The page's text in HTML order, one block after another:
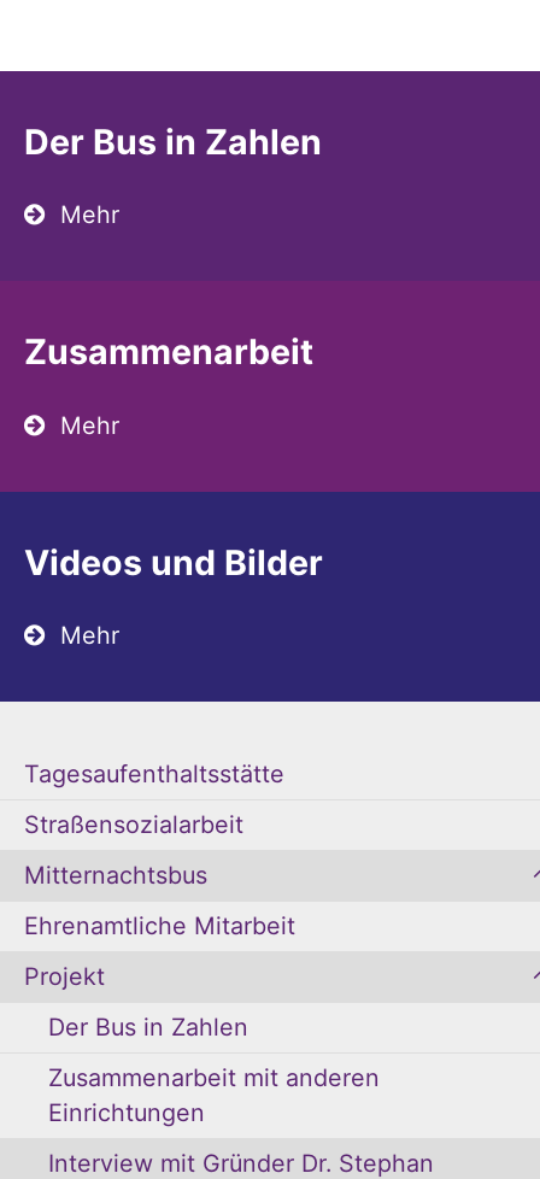
Der Bus in Zahlen
Mehr
Zusammenarbeit
Mehr
Videos und Bilder
Mehr
Tagesaufenthaltsstätte
Straßensozialarbeit
Mitternachtsbus
Ehrenamtliche Mitarbeit
Projekt
Der Bus in Zahlen
Zusammenarbeit mit anderen
Einrichtungen
Interview mit Gründer Dr. Stephan